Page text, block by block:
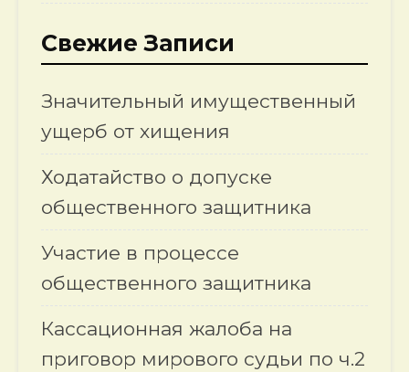
Свежие Записи
Значительный имущественный
ущерб от хищения
Ходатайство о допуске
общественного защитника
Участие в процессе
общественного защитника
Кассационная жалоба на
приговор мирового судьи по ч.2